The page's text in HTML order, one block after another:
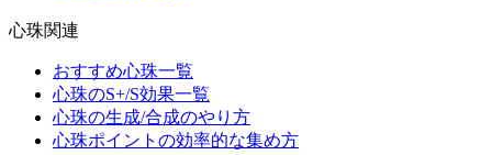
心珠関連
おすすめ心珠一覧
心珠のS+/S効果一覧
心珠の生成/合成のやり方
心珠ポイントの効率的な集め方